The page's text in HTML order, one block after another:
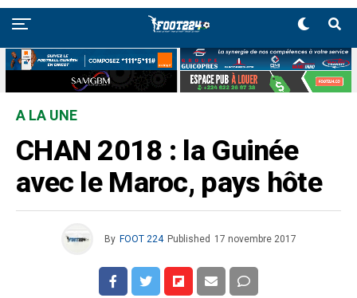
A LA UNE
CHAN 2018 : la Guinée
avec le Maroc, pays hôte
By FOOT 224 Published 17 novembre 2017